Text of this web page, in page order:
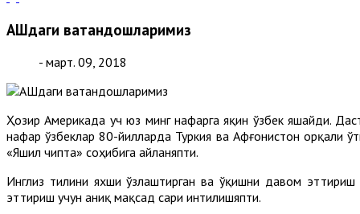
АҚШдаги ватандошларимиз
- март. 09, 2018
Ҳозир Америкада уч юз минг нафарга яқин ўзбек яшайди.
нафар ўзбеклар 80-йилларда Туркия ва Афғонистон орқали
«Яшил чипта» соҳибига айланяпти.
Инглиз тилини яхши ўзлаштирган ва ўқишни давом
эттириш учун аниқ мақсад сари интилишяпти.